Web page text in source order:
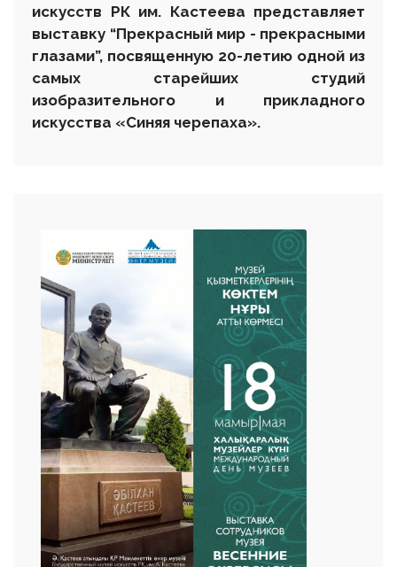
искусств РК им. Кастеева представляет
выставку “Прекрасный мир - прекрасными
глазами”, посвященную 20-летию одной из
самых старейших студий
изобразительного и прикладного
искусства «Синяя черепаха».